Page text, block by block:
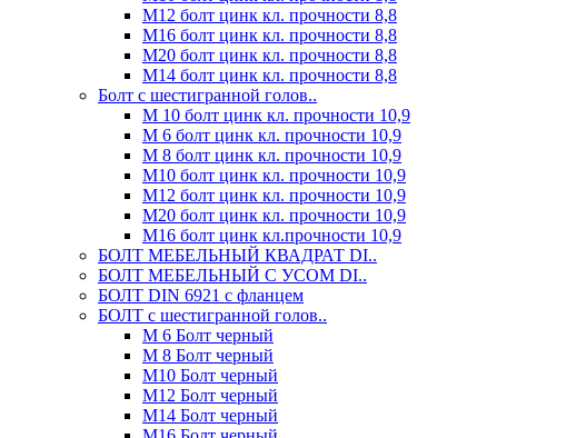
М12 болт цинк кл. прочности 8,8
М16 болт цинк кл. прочности 8,8
М20 болт цинк кл. прочности 8,8
М14 болт цинк кл. прочности 8,8
Болт с шестигранной голов..
М 10 болт цинк кл. прочности 10,9
М 6 болт цинк кл. прочности 10,9
М 8 болт цинк кл. прочности 10,9
М10 болт цинк кл. прочности 10,9
М12 болт цинк кл. прочности 10,9
М20 болт цинк кл. прочности 10,9
М16 болт цинк кл.прочности 10,9
БОЛТ МЕБЕЛЬНЫЙ КВАДРАТ DI..
БОЛТ МЕБЕЛЬНЫЙ С УСОМ DI..
БОЛТ DIN 6921 c фланцем
БОЛТ с шестигранной голов..
М 6 Болт черный
М 8 Болт черный
М10 Болт черный
М12 Болт черный
М14 Болт черный